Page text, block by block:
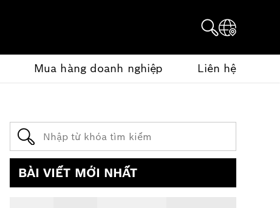
Mua hàng doanh nghiệp Liên hệ
BÀI VIẾT MỚI NHẤT